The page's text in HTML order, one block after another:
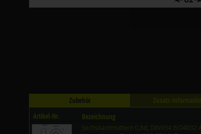
Zubehör
Artikel-Nr.
Bezeichnung
Sechskantmuttern 0,8d, DIN934 ISO4032